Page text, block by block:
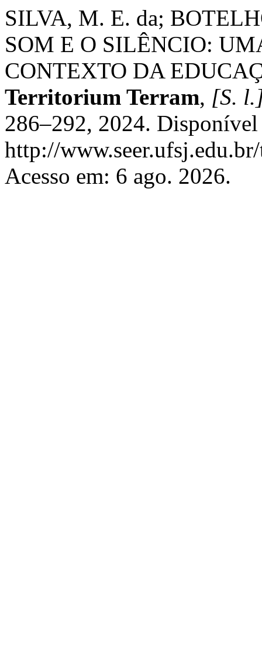
SILVA, M. E. da;
SOM E O SILÊNCIO:
CONTEXTO DA
Territorium Terram, [S.
286–292, 2024. Disponível
http://
Acesso em: 6 ago. 2026.